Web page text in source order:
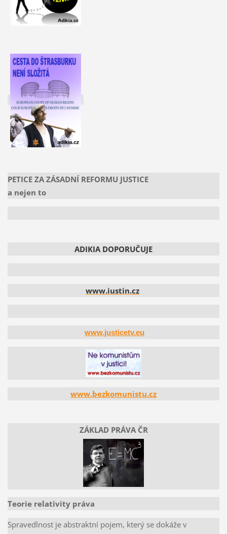
PETICE ZA ZÁSADNÍ REFORMU JUSTICE
a nejen to
ADIKIA DOPORUČUJE
www.iustin.cz
www.justicetv.eu
www.bezkomunistu.cz
ZÁKLAD PRÁVA ČR
Teorie relativity práva
Spravedlnost je abstraktní pojem, který se dokáže v